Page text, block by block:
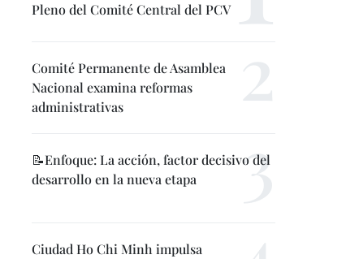
Pleno del Comité Central del PCV
Comité Permanente de Asamblea
Nacional examina reformas
administrativas
📝Enfoque: La acción, factor decisivo del
desarrollo en la nueva etapa
Ciudad Ho Chi Minh impulsa